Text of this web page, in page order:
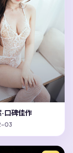
口碑佳作
03